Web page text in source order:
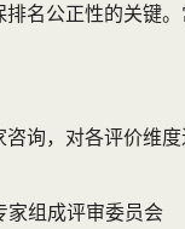
名公正性的关键
询，对各评价维
家组成评审委员会